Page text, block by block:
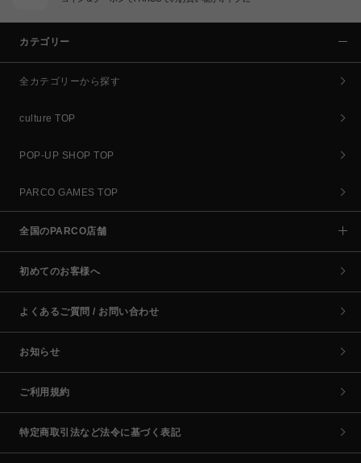
カテゴリー
全カテゴリーから探す
culture TOP
POP-UP SHOP TOP
PARCO GAMES TOP
全国のPARCO店舗
初めてのお客様へ
よくあるご質問 / お問い合わせ
お知らせ
ご利用規約
特定商取引法など法令に基づく表記